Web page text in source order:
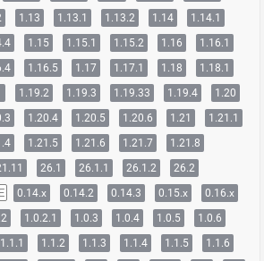
1.13 1.13.1 1.13.2 1.14
1.14.1
1.15 1.15.1 1.15.2 1.16
1.16.1
1.16.5 1.17 1.17.1 1.18
1.18.1
1.19.2 1.19.3 1.19.33 1.19.4
1.20
1.20.4 1.20.5 1.20.6 1.21
1.21.1
1.21.5 1.21.6 1.21.7
1.21.8
26.1 26.1.1 26.1.2 26.2
0.14.x 0.14.2 0.14.3 0.15.x
0.16.x
1.0.2.1 1.0.3 1.0.4 1.0.5
1.0.6
1.1.1 1.1.2 1.1.3 1.1.4 1.1.5
1.1.6